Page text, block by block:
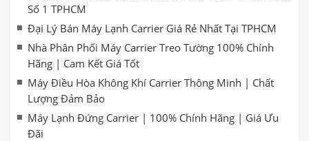
Số 1 TPHCM
Đại Lý Bán Máy Lạnh Carrier Giá Rẻ Nhất Tại TPHCM
Nhà Phân Phối Máy Carrier Treo Tường 100% Chính
Hãng | Cam Kết Giá Tốt
Máy Điều Hòa Không Khí Carrier Thông Minh | Chất
Lượng Đảm Bảo
Máy Lạnh Đứng Carrier | 100% Chính Hãng | Giá Ưu
Đãi